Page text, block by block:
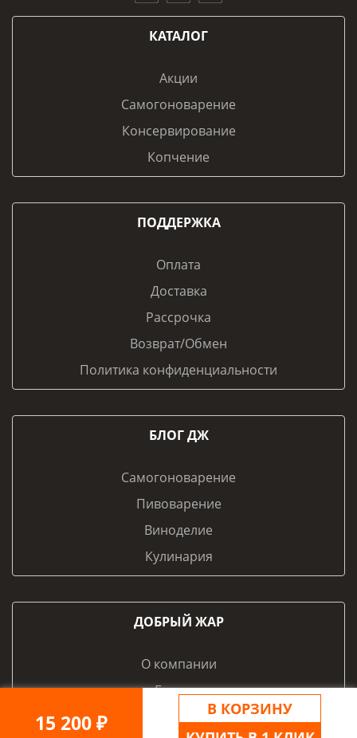
15 200 ₽
В КОРЗИНУ
КАТАЛОГ
Акции
Самогоноварение
Консервирование
Копчение
ПОДДЕРЖКА
Оплата
Доставка
Рассрочка
Возврат/Обмен
Политика конфиденциальности
БЛОГ ДЖ
Самогоноварение
Пивоварение
Виноделие
Кулинария
ДОБРЫЙ ЖАР
О компании
Бренды
Контакты и реквизиты